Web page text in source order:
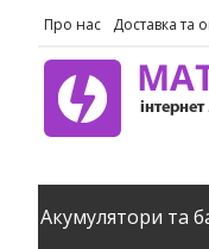
Про нас Доставка та
Акумулятори та